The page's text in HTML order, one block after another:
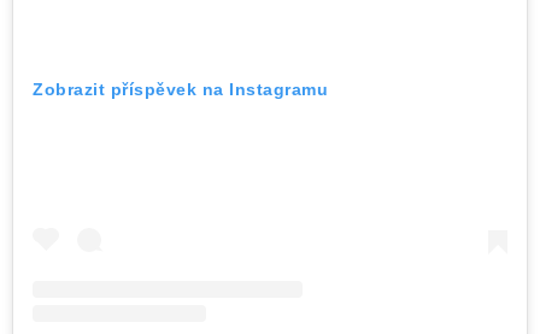
Zobrazit příspěvek na Instagramu